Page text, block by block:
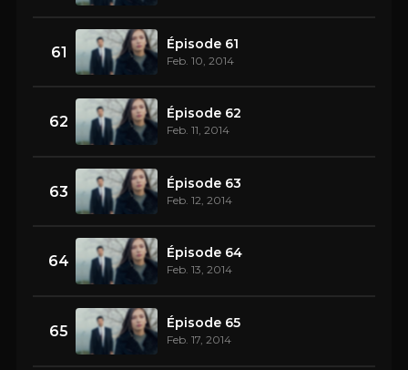
61 Épisode 61
Feb. 10, 2014
62 Épisode 62
Feb. 11, 2014
63 Épisode 63
Feb. 12, 2014
64 Épisode 64
Feb. 13, 2014
65 Épisode 65
Feb. 17, 2014